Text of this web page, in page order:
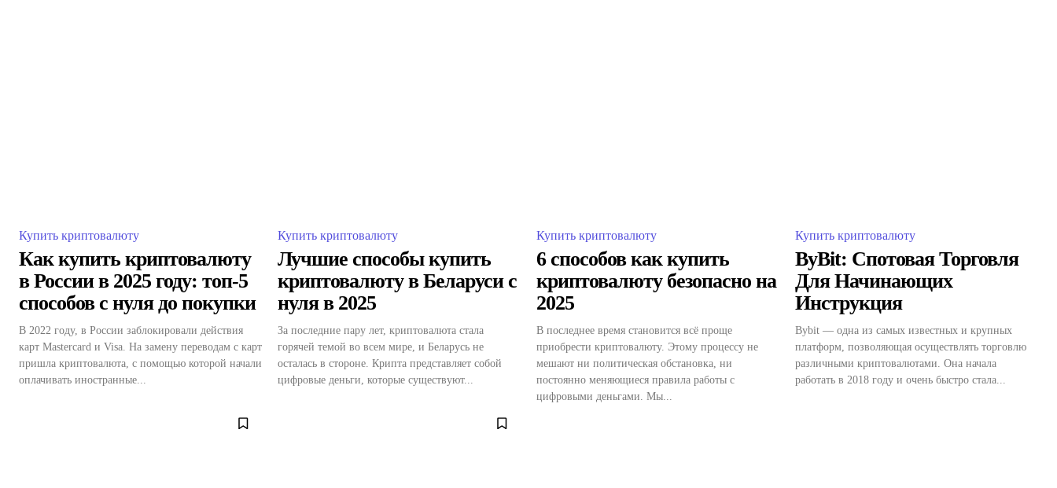
Купить криптовалюту
Как купить криптовалюту
в России в 2025 году: топ-5
способов с нуля до покупки
В 2022 году, в России заблокировали действия
карт Mastercard и Visa. На замену переводам с карт
пришла криптовалюта, с помощью которой начали
оплачивать иностранные...
Купить криптовалюту
Лучшие способы купить
криптовалюту в Беларуси с
нуля в 2025
За последние пару лет, криптовалюта стала
горячей темой во всем мире, и Беларусь не
осталась в стороне. Крипта представляет собой
цифровые деньги, которые существуют...
Купить криптовалюту
6 способов как купить
криптовалюту безопасно на
2025
В последнее время становится всё проще
приобрести криптовалюту. Этому процессу не
мешают ни политическая обстановка, ни
постоянно меняющиеся правила работы с
цифровыми деньгами. Мы...
Купить криптовалюту
ByBit: Спотовая Торговля
Для Начинающих
Инструкция
Bybit — одна из самых известных и крупных
платформ, позволяющая осуществлять торговлю
различными криптовалютами. Она начала
работать в 2018 году и очень быстро стала...